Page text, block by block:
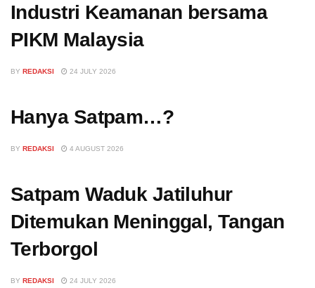
Industri Keamanan bersama
PIKM Malaysia
BY REDAKSI 24 JULY 2026
Hanya Satpam…?
BY REDAKSI 4 AUGUST 2026
Satpam Waduk Jatiluhur
Ditemukan Meninggal, Tangan
Terborgol
BY REDAKSI 24 JULY 2026